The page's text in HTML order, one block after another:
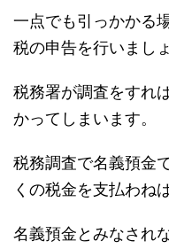
一点でも引っかかる
税の申告を行いましょ
税務署が調査をすれ
かってしまいます。
税務調査で名義預金
くの税金を支払わね
名義預金とみなされ